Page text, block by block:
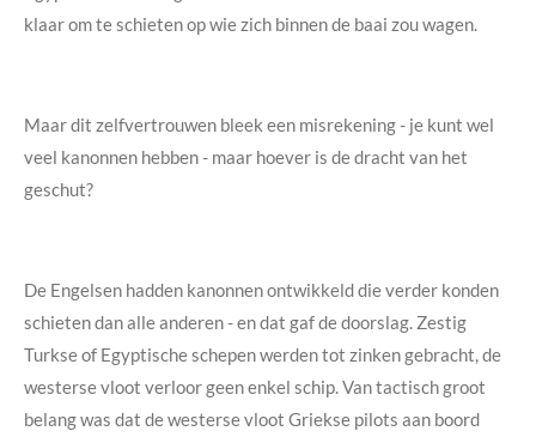
klaar om te schieten op wie zich binnen de baai zou wagen.
Maar dit zelfvertrouwen bleek een misrekening - je kunt wel
veel kanonnen hebben - maar hoever is de dracht van het
geschut?
De Engelsen hadden kanonnen ontwikkeld die verder konden
schieten dan alle anderen - en dat gaf de doorslag. Zestig
Turkse of Egyptische schepen werden tot zinken gebracht, de
westerse vloot verloor geen enkel schip. Van tactisch groot
belang was dat de westerse vloot Griekse pilots aan boord